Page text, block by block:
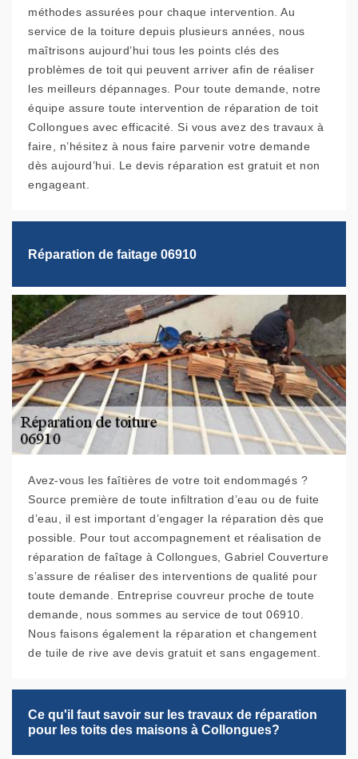
méthodes assurées pour chaque intervention. Au
service de la toiture depuis plusieurs années, nous
maîtrisons aujourd’hui tous les points clés des
problèmes de toit qui peuvent arriver afin de réaliser
les meilleurs dépannages. Pour toute demande, notre
équipe assure toute intervention de réparation de toit
Collongues avec efficacité. Si vous avez des travaux à
faire, n’hésitez à nous faire parvenir votre demande
dès aujourd’hui. Le devis réparation est gratuit et non
engageant.
Réparation de faitage 06910
Avez-vous les faîtières de votre toit endommagés ?
Source première de toute infiltration d’eau ou de fuite
d’eau, il est important d’engager la réparation dès que
possible. Pour tout accompagnement et réalisation de
réparation de faîtage à Collongues, Gabriel Couverture
s’assure de réaliser des interventions de qualité pour
toute demande. Entreprise couvreur proche de toute
demande, nous sommes au service de tout 06910.
Nous faisons également la réparation et changement
de tuile de rive ave devis gratuit et sans engagement.
Ce qu'il faut savoir sur les travaux de réparation
pour les toits des maisons à Collongues?